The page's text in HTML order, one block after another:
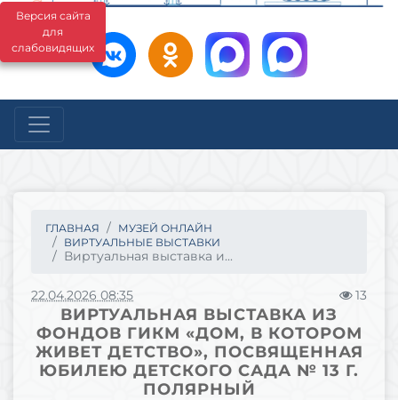
Версия сайта
для
слабовидящих
ГЛАВНАЯ
МУЗЕЙ ОНЛАЙН
ВИРТУАЛЬНЫЕ ВЫСТАВКИ
Виртуальная выставка и...
22.04.2026 08:35 13
ВИРТУАЛЬНАЯ ВЫСТАВКА ИЗ
ФОНДОВ ГИКМ «ДОМ, В КОТОРОМ
ЖИВЕТ ДЕТСТВО», ПОСВЯЩЕННАЯ
ЮБИЛЕЮ ДЕТСКОГО САДА № 13 Г.
ПОЛЯРНЫЙ